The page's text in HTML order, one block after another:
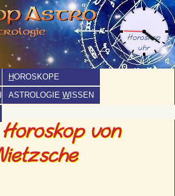
HOROSKOPE
ASTROLOGIE W ISSEN
Horoskop von